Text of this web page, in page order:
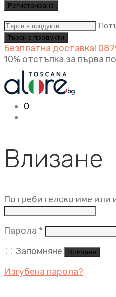
Регистриране
Безплатна доставка!
10% отстъпка за първа
0
Влизане
Потребителско име или
Парола * Задължително
Запомняне
Влизане
Изгубена парола?